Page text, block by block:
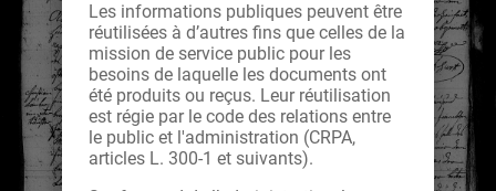
Les informations publiques peuvent être
réutilisées à d’autres fins que celles de la
mission de service public pour les
besoins de laquelle les documents ont
été produits ou reçus. Leur réutilisation
est régie par le code des relations entre
le public et l'administration (CRPA,
articles L. 300-1 et suivants).